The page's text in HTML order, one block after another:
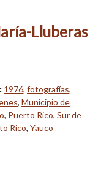
Lluberas
1976, fotografías,
, Municipio de
, Puerto Rico, Sur de
Rico, Yauco